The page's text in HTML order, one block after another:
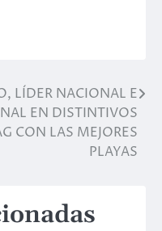
LÍDER NACIONAL E
EN DISTINTIVOS
CON LAS MEJORES
PLAYAS